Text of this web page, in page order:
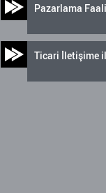
Pazarlama
Ticari İletişime